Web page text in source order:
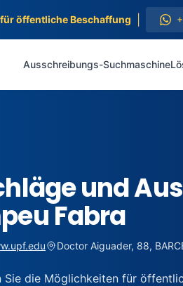
öffentliche Beschaffung
Ausschreibungs-Suchmaschine
und
Fabra
Doctor Aiguader, 88,
Sie die Möglichkeiten für